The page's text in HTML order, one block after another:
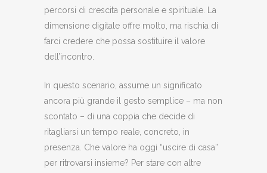
percorsi di crescita personale e spirituale. La
dimensione digitale offre molto, ma rischia di
farci credere che possa sostituire il valore
dell’incontro.
In questo scenario, assume un significato
ancora più grande il gesto semplice – ma non
scontato – di una coppia che decide di
ritagliarsi un tempo reale, concreto, in
presenza. Che valore ha oggi “uscire di casa”
per ritrovarsi insieme? Per stare con altre